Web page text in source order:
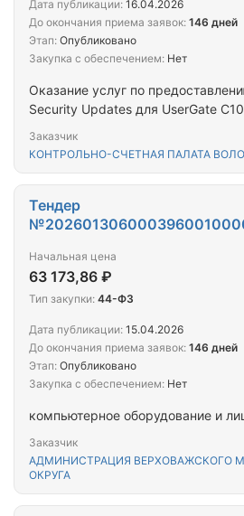
Оказание услуг по
Security Updates для UserGate
Заказчик
КОНТРОЛЬНО-СЧЕТНАЯ ПАЛАТА
Дата публикации: 16.04.2026
До окончания приема заявок: 146 дней
Этап: Опубликовано
Закупка с обеспечением: Нет
компьютерное оборудование и
Заказчик
АДМИНИСТРАЦИЯ ВЕРХОВАЖСКОГО
ОКРУГА
Тендер
Начальная цена
63 173,86 ₽
Тип закупки: 44-ФЗ
Дата публикации: 15.04.2026
До окончания приема заявок: 146 дней
Этап: Опубликовано
Закупка с обеспечением: Нет